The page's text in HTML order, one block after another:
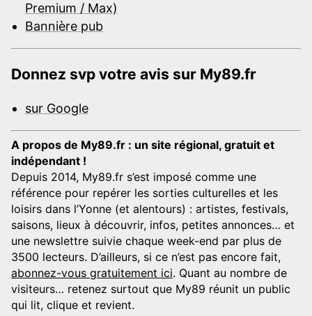
Premium / Max)
Bannière pub
Donnez svp votre avis sur My89.fr
sur Google
A propos de My89.fr : un site régional, gratuit et
indépendant !
Depuis 2014, My89.fr s’est imposé comme une
référence pour repérer les sorties culturelles et les
loisirs dans l’Yonne (et alentours) : artistes, festivals,
saisons, lieux à découvrir, infos, petites annonces… et
une newslettre suivie chaque week-end par plus de
3500 lecteurs. D’ailleurs, si ce n’est pas encore fait,
abonnez-vous gratuitement ici. Quant au nombre de
visiteurs… retenez surtout que My89 réunit un public
qui lit, clique et revient.